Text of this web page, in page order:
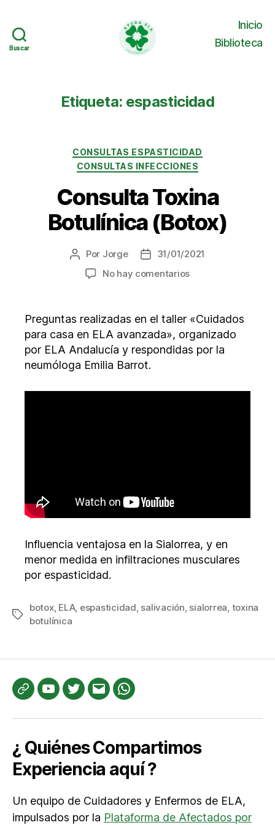
Buscar
Inicio
Biblioteca
Buscar
Etiqueta: espasticidad
Categorías
CONSULTAS ESPASTICIDAD
CONSULTAS INFECCIONES
Consulta Toxina
Botulínica (Botox)
Autor
de
Por Jorge
Fecha31/01/2021
No hay comentariosen
Botulínica
(Botox)
Preguntas realizadas en el taller «Cuidados
para casa en ELA avanzada», organizado
por ELA Andalucía y respondidas por la
neumóloga Emilia Barrot.
Influencia ventajosa en la Sialorrea, y en
menor medida en infiltraciones musculares
por espasticidad.
Etiquetas
botox, ELA, espasticidad salivación sialorrea toxina
botulínica
Te
YouTubeTwitterCorreoWhatsApp
¿ Quiénes Compartimos
Experiencia aquí ?
Un equipo de Cuidadores y Enfermos de ELA,
impulsados por la Plataforma de Afectados por